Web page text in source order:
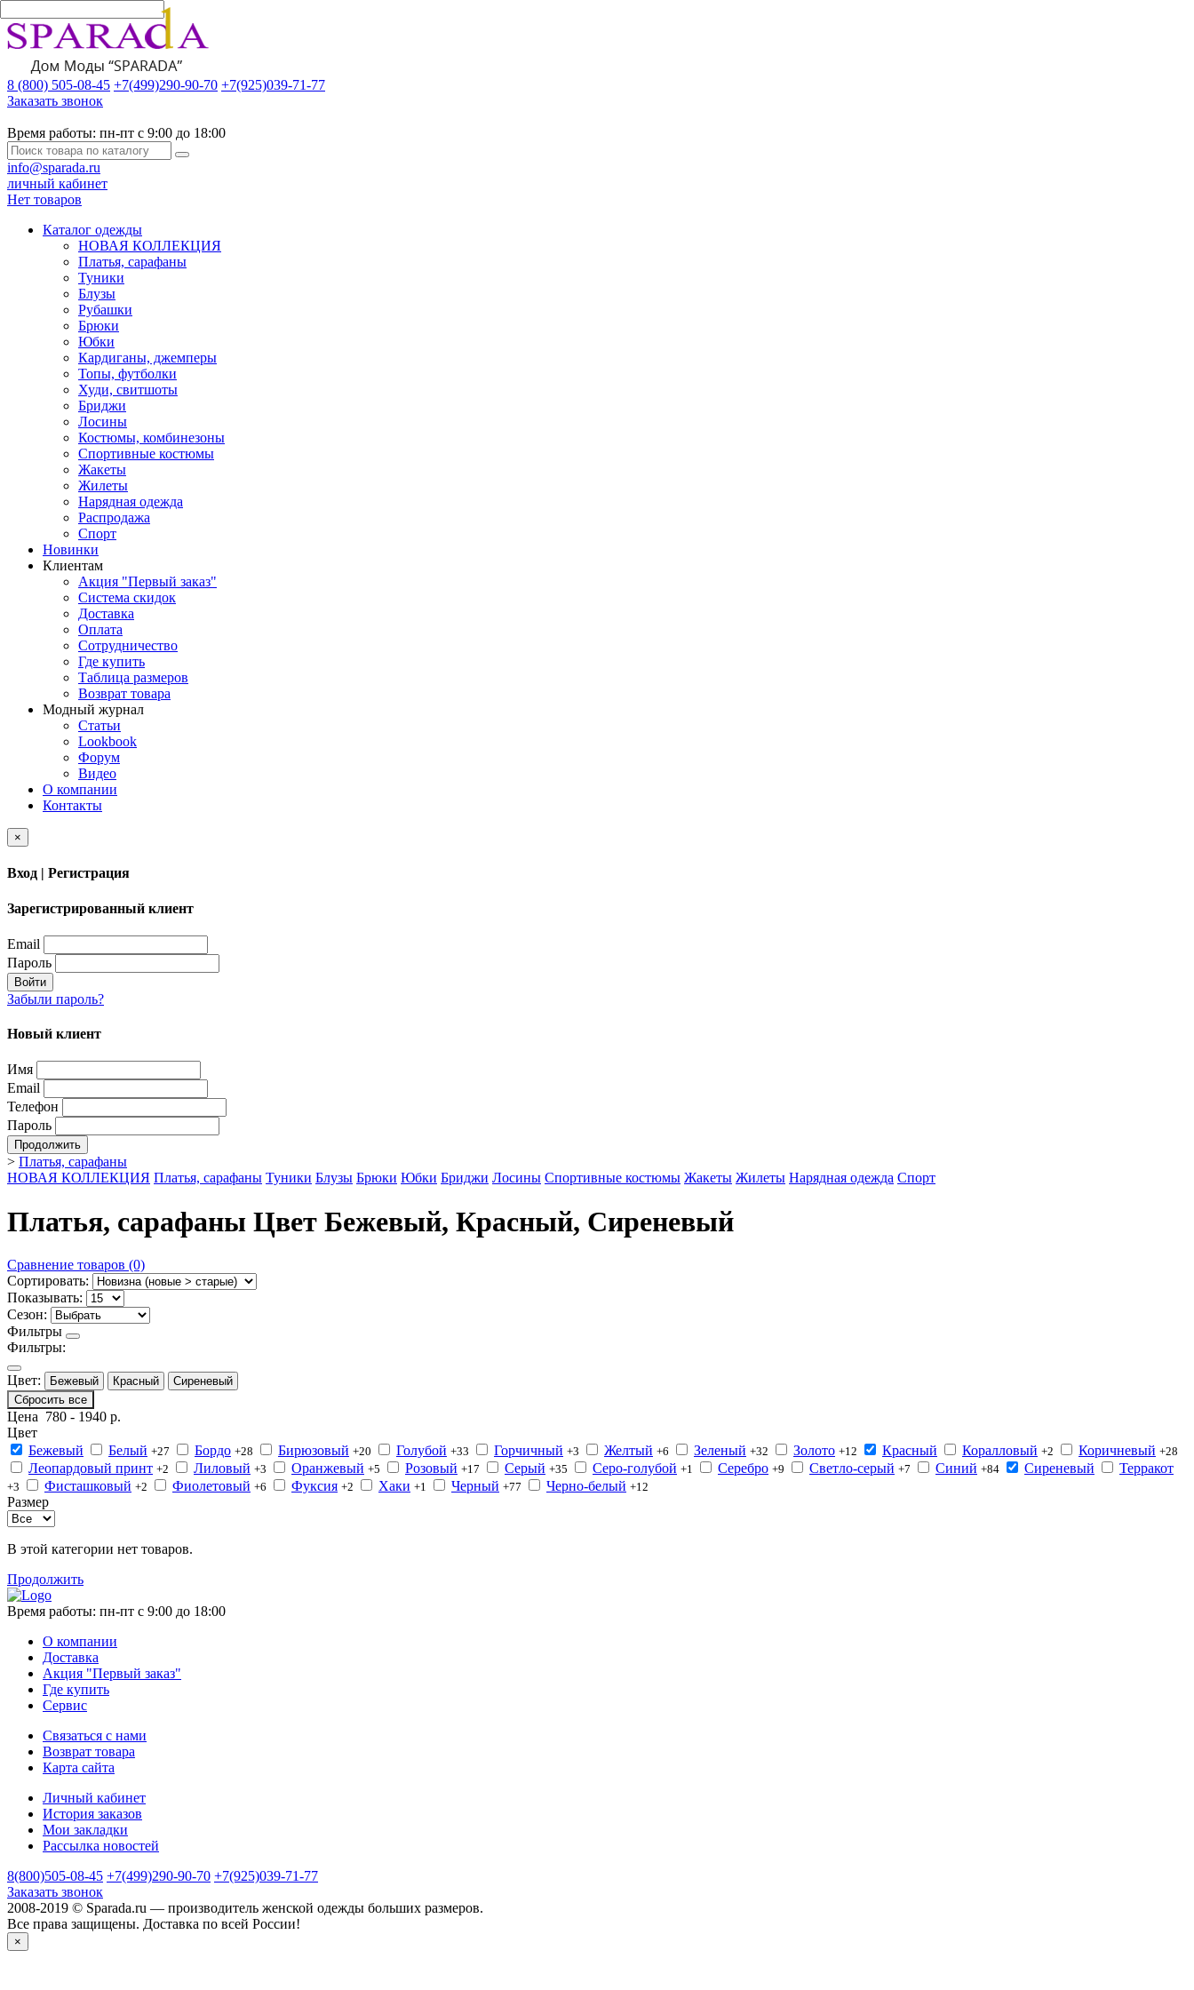
8 (800) 505-08-45 +7(499)290-90-70 +7(925)039-71-77
Заказать звонок
Время работы: пн-пт с 9:00 до 18:00
info@sparada.ru
личный кабинет
Нет товаров
Каталог одежды
НОВАЯ КОЛЛЕКЦИЯ
Платья, сарафаны
Туники
Блузы
Рубашки
Брюки
Юбки
Кардиганы, джемперы
Топы, футболки
Худи, свитшоты
Бриджи
Лосины
Костюмы, комбинезоны
Спортивные костюмы
Жакеты
Жилеты
Нарядная одежда
Распродажа
Спорт
Новинки
Клиентам
Акция "Первый заказ"
Система скидок
Доставка
Оплата
Сотрудничество
Где купить
Таблица размеров
Возврат товара
Модный журнал
Статьи
Lookbook
Форум
Видео
О компании
Контакты
×
Вход | Регистрация
Зарегистрированный клиент
Email
Пароль
Войти
Забыли пароль?
Новый клиент
Имя
Email
Телефон
Пароль
Продолжить
> Платья, сарафаны
НОВАЯ КОЛЛЕКЦИЯ Платья, сарафаны Туники Блузы Брюки Юбки Бриджи Лосины Спортивные костюмы Жакеты Жилеты Нарядная одежда Спорт
Платья, сарафаны Цвет Бежевый, Красный, Сиреневый
Сравнение товаров (0)
Сортировать:
Показывать:
Сезон:
Фильтры
Фильтры:
Цвет: Бежевый Красный
Сиреневый
Сбросить все
Цена 780 - 1940 р.
Цвет
Бежевый
Белый +27 Бордо +28 Бирюзовый +20 Голубой +33 Горчичный +3 Желтый +6 Зеленый +32 Золото +12 Красный Коралловый +2 Коричневый +28
Леопардовый принт +2 Лиловый +3 Оранжевый +5 Розовый +17 Серый +35 Серо-голубой +1 Серебро +9 Светло-серый +7 Синий +84 Сиреневый Терракот
+3 Фисташковый +2 Фиолетовый +6 Фуксия +2 Хаки +1 Черный +77 Черно-белый +12
Размер
В этой категории нет товаров.
Продолжить
Время работы: пн-пт с 9:00 до 18:00
О компании
Доставка
Акция "Первый заказ"
Где купить
Сервис
Связаться с нами
Возврат товара
Карта сайта
Личный кабинет
История заказов
Мои закладки
Рассылка новостей
8(800)505-08-45 +7(499)290-90-70 +7(925)039-71-77
Заказать звонок
2008-2019 © Sparada.ru — производитель женской одежды больших размеров.
Все права защищены. Доставка по всей России!
×